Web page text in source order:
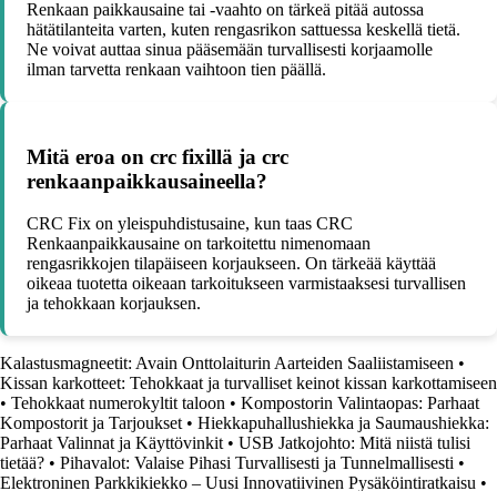
Renkaan paikkausaine tai -vaahto on tärkeä pitää autossa
hätätilanteita varten, kuten rengasrikon sattuessa keskellä tietä.
Ne voivat auttaa sinua pääsemään turvallisesti korjaamolle
ilman tarvetta renkaan vaihtoon tien päällä.
Mitä eroa on crc fixillä ja crc
renkaanpaikkausaineella?
CRC Fix on yleispuhdistusaine, kun taas CRC
Renkaanpaikkausaine on tarkoitettu nimenomaan
rengasrikkojen tilapäiseen korjaukseen. On tärkeää käyttää
oikeaa tuotetta oikeaan tarkoitukseen varmistaaksesi turvallisen
ja tehokkaan korjauksen.
Kalastusmagneetit: Avain Onttolaiturin Aarteiden Saaliistamiseen •
Kissan karkotteet: Tehokkaat ja turvalliset keinot kissan karkottamiseen
• Tehokkaat numerokyltit taloon • Kompostorin Valintaopas: Parhaat
Kompostorit ja Tarjoukset • Hiekkapuhallushiekka ja Saumaushiekka:
Parhaat Valinnat ja Käyttövinkit • USB Jatkojohto: Mitä niistä tulisi
tietää? • Pihavalot: Valaise Pihasi Turvallisesti ja Tunnelmallisesti •
Elektroninen Parkkikiekko – Uusi Innovatiivinen Pysäköintiratkaisu •